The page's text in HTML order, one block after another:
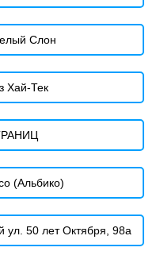
Слон
Хай-Тек
(Альбико)
50 лет Октября, 98а